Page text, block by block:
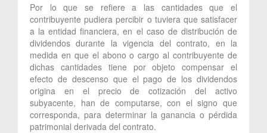
Por lo que se refiere a las cantidades que el
contribuyente pudiera percibir o tuviera que satisfacer
a la entidad financiera, en el caso de distribución de
dividendos durante la vigencia del contrato, en la
medida en que el abono o cargo al contribuyente de
dichas cantidades tiene por objeto compensar el
efecto de descenso que el pago de los dividendos
origina en el precio de cotización del activo
subyacente, han de computarse, con el signo que
corresponda, para determinar la ganancia o pérdida
patrimonial derivada del contrato.